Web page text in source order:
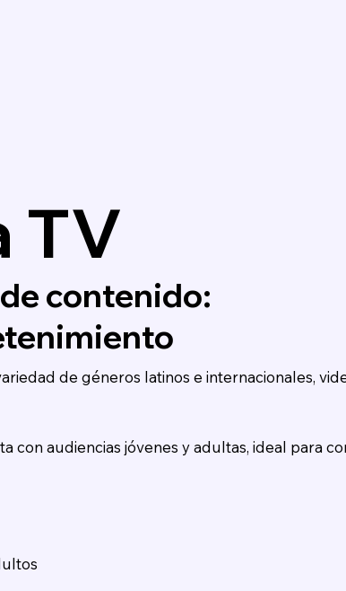
TV
contenido:
de géneros latinos e internacionales,
con audiencias jóvenes y adultas, ideal para